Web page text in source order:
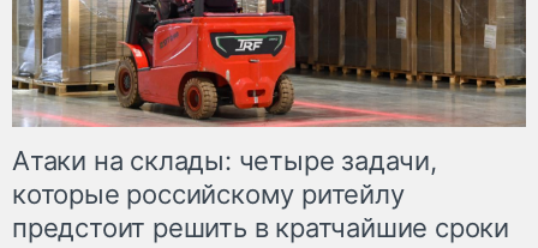
Атаки на склады: четыре задачи,
которые российскому ритейлу
предстоит решить в кратчайшие сроки